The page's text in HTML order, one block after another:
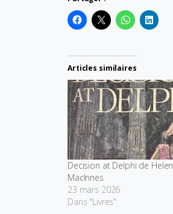
Articles similaires
Decision at Delphi de Helen
MacInnes
23 mars 2026
Dans "Livres"